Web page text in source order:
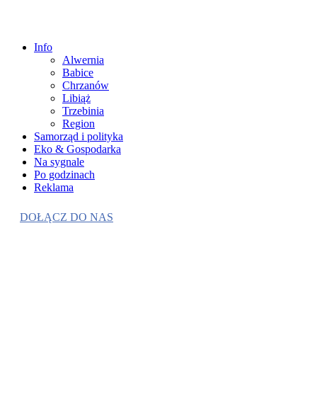
Info
Alwernia
Babice
Chrzanów
Libiąż
Trzebinia
Region
Samorząd i polityka
Eko & Gospodarka
Na sygnale
Po godzinach
Reklama
DOŁĄCZ DO NAS